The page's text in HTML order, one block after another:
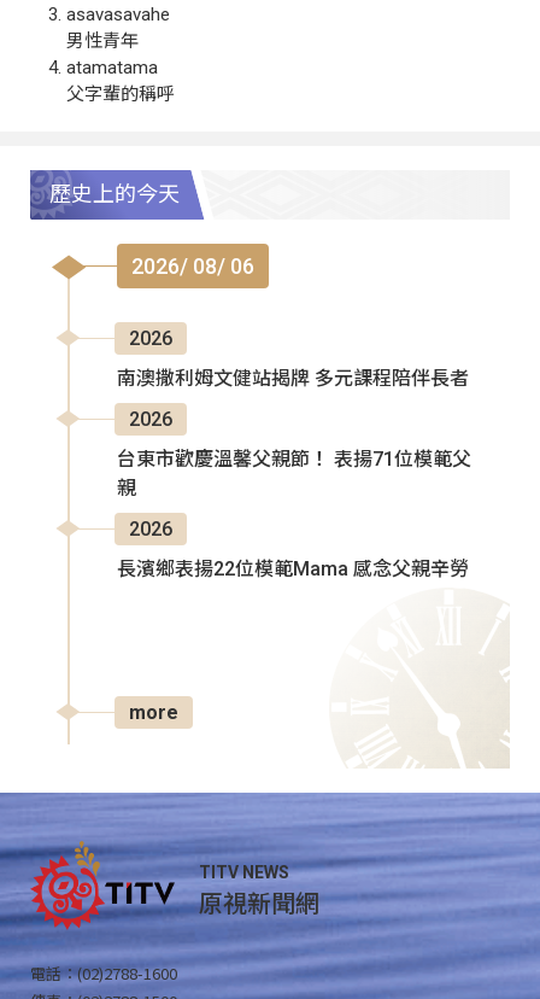
asavasavahe
男性青年
atamatama
父字輩的稱呼
歷史上的今天
2026/ 08/ 06
2026
南澳撒利姆文健站揭牌 多元課程陪伴長者
2026
台東市歡慶溫馨父親節！ 表揚71位模範父
親
2026
長濱鄉表揚22位模範Mama 感念父親辛勞
more
TITV NEWS
原視新聞網
電話：(02)2788-1600